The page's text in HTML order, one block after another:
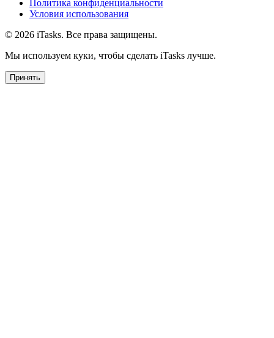
Политика конфиденциальности
Условия использования
© 2026 iTasks. Все права защищены.
Мы используем куки, чтобы сделать iTasks лучше.
Принять